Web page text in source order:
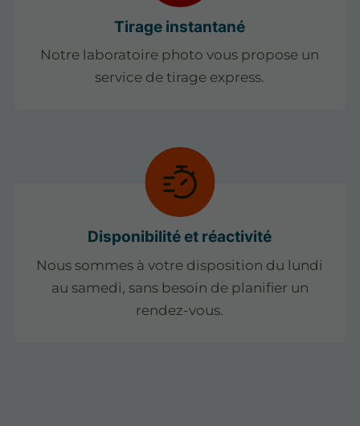
Tirage instantané
Notre laboratoire photo vous propose un
service de tirage express.
Disponibilité et réactivité
Nous sommes à votre disposition du lundi
au samedi, sans besoin de planifier un
rendez-vous.